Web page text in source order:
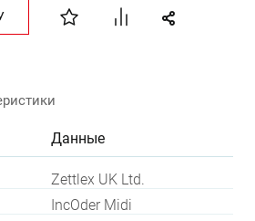
Данные
Zettlex UK Ltd.
IncOder Midi